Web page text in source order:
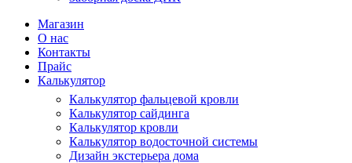
Магазин
О нас
Контакты
Прайс
Калькулятор
Калькулятор фальцевой кровли
Калькулятор сайдинга
Калькулятор кровли
Калькулятор водосточной системы
Дизайн экстерьера дома